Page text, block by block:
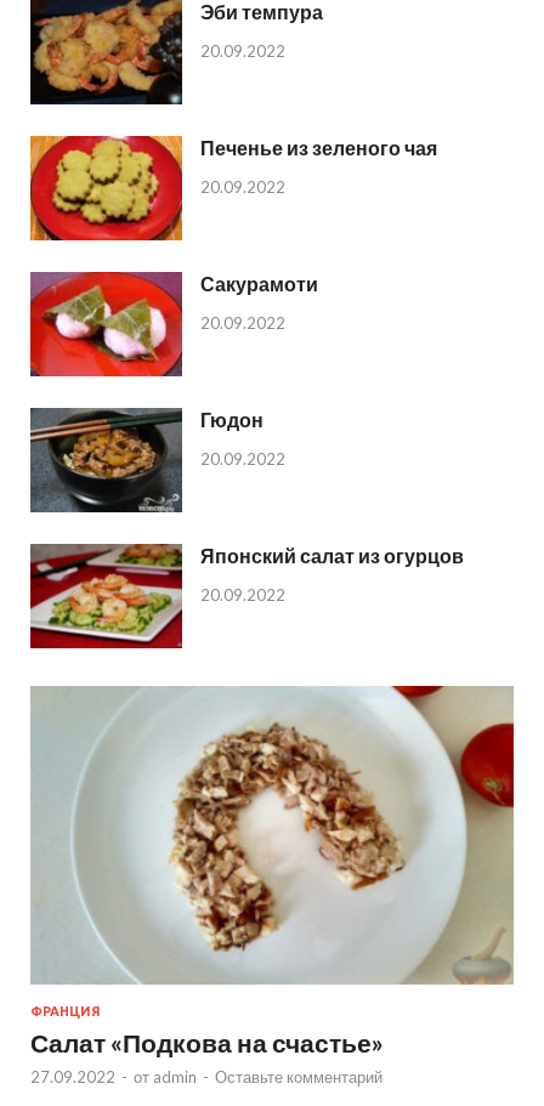
Эби темпура
20.09.2022
Печенье из зеленого чая
20.09.2022
Сакурамоти
20.09.2022
Гюдон
20.09.2022
Японский салат из огурцов
20.09.2022
ФРАНЦИЯ
Салат «Подкова на счастье»
27.09.2022 - от admin - Оставьте комментарий